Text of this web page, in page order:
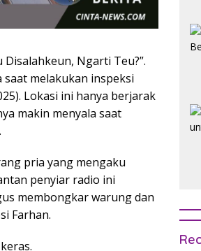
Disalahkeun, Ngarti Teu?”.
saat melakukan inspeksi
Lokasi ini hanya berjarak
makin menyala saat
pria yang mengaku
penyiar radio ini
membongkar warung dan
Farhan.